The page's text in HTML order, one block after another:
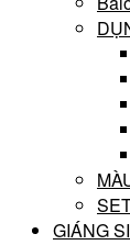
GIÁNG